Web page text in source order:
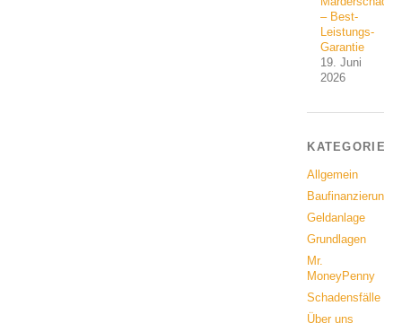
– Best-
Leistungs-
Garantie
19. Juni
2026
KATEGORIEN
Allgemein
Baufinanzierung
Geldanlage
Grundlagen
Mr.
MoneyPenny
Schadensfälle
Über uns